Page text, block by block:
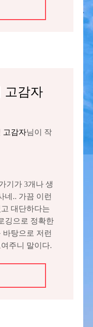
고감자
고감자님이 작
기가 3개나 생
네.. 가끔 이런
대단하다는
깅으로 정확한
바탕으로 저런
주니 말이다.